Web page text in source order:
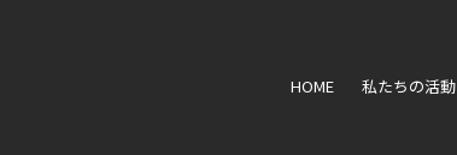
HOME 私たちの活動